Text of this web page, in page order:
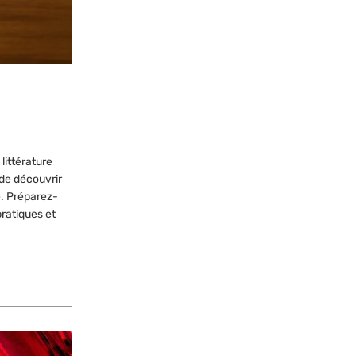
littérature
découvrir
Préparez-
et